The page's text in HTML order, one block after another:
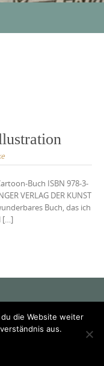
Buch ISBN 978-3-
VERLAG DER KUNST
Buch, das ich
[…]
reserved.
die Website weiter
aus.